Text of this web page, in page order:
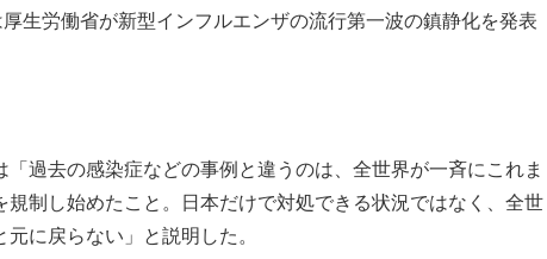
生労働省が新型インフルエンザの流行第一波の鎮静化を発表
過去の感染症などの事例と違うのは、全世界が一斉にこれま
規制し始めたこと。日本だけで対処できる状況ではなく、全世
に戻らない」と説明した。